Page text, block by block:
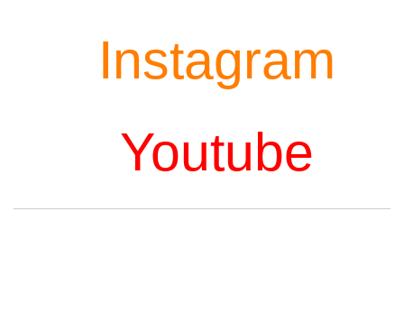
Instagram
Youtube